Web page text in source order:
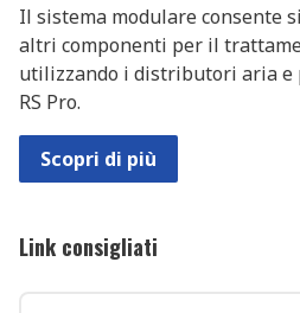
Il sistema modulare consente
altri componenti per il
utilizzando i distributori aria e
RS Pro.
Scopri di più
Link consigliati